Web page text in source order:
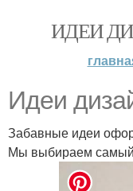
ИДЕИ
Идеи
Забавные идеи
Мы выбираем